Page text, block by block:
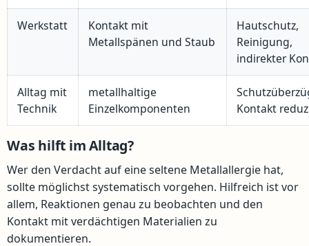
Werkstatt
Kontakt mit
Metallspänen und Staub
Hautschutz,
Reinigung,
indirekter
Alltag mit
Technik
metallhaltige
Einzelkomponenten
Kontakt
Was hilft im Alltag?
Wer den Verdacht auf eine seltene Metallallergie hat,
sollte möglichst systematisch vorgehen. Hilfreich ist vor
allem, Reaktionen genau zu beobachten und den
Kontakt mit verdächtigen Materialien zu
dokumentieren.